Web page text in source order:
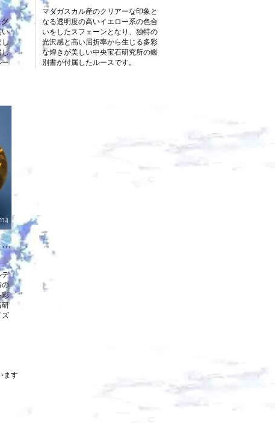
グ
い
し
し
ー
マダガスカル産のクリアーな印象と
なる透明度の高いイエロー系の色合
いをしたスフェーンとなり、独特の
光沢感と高い屈折率から生じる多彩
な煌きが美しい中央宝石研究所の鑑
別書が付属したルースです。
ゴールデン・スフェーン：6.244ct（中宝研鑑別書付属）
デ
の
彩
研
ズ
ます